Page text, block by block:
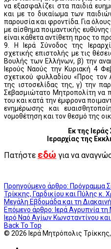
να εξασφαλίζει στα παιδιά
και με το δικαίωμα των
παρουσία και φροντίδα. Για
με αίσθημα ποιμαντικής
είναι κάθετα αντίθετη προς το
9. Η Ιερά Σύνοδος της
σχετικής επιστολής με τις
Βουλής των Ελλήνων, β) την
Ιερούς Ναούς την Κυριακή 4
σχετικού φυλλαδίου «Προς
της ιστοσελίδας της, γ) την
Σεβασμιώτατο Μητροπολίτη να
του και κατά την έμφρονα
ενημέρωσης και
νομοθέτηση και τον θεσμό της
Εκ της
Ιεραρχίας της
Πατήστε εδώ για να
Προηγούμενο άρθρο: Πρόγραμμα
Τρίκκης, Γαρδικίου και Πύλης κ.
Μεγάλη Εβδομάδα και τη
Επόμενο άρθρο: Ιερά Αγρυπνία
Ιερό Ναό Αγίων Κωνσταντίνου
Back To Top
© 2026 Ιερά Μητρόπολις